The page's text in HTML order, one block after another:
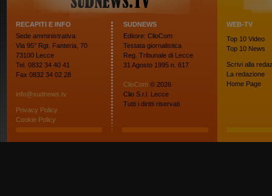
RECAPITI E INFO
Sede amministrativa:
Via 95° Rgt. Fanteria, 70
73100 Lecce
Tel. 0832 34 40 41
Fax 0832 34 02 28
info@sudnews.tv
Privacy Policy
Cookie Policy
SUDNEWS
Editore: ClioCom
Testata giornalistica
Reg. Tribunale di Lecce
31 Agosto 1995 n. 617
ClioCom © 2026
Clio S.r.l. Lecce
Tutti i diritti riservati
WEB-TV
Top 10 Video
Top 10 News
Scrivi alla
La redazione
Home Page